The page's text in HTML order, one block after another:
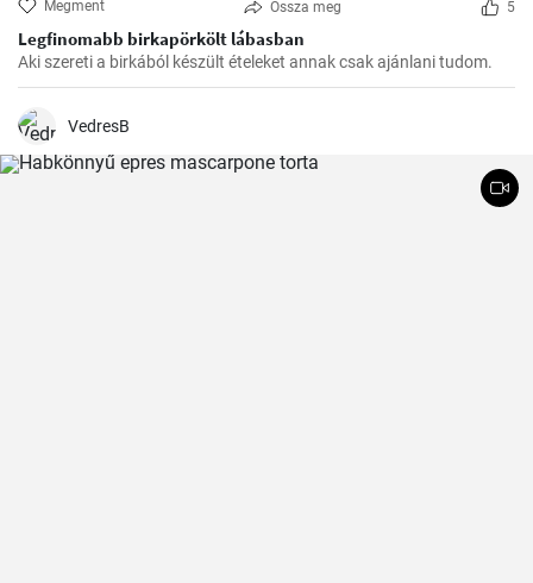
Megment Ossza meg 5
Legfinomabb birkapörkölt lábasban
Aki szereti a birkából készült ételeket annak csak ajánlani tudom.
VedresB